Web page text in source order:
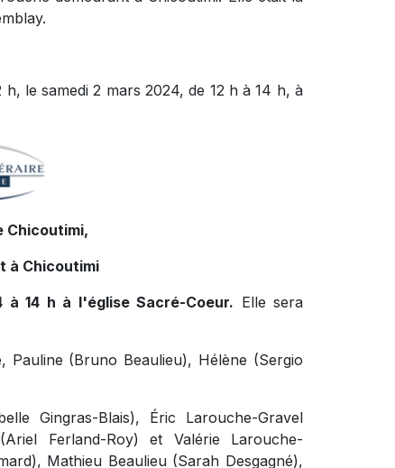
le samedi 2 mars 2024, de 12 h à 14 h, à
Chicoutimi,
à Chicoutimi
14 h à l'église Sacré-Coeur. Elle sera
Pauline (Bruno Beaulieu), Hélène (Sergio
Gingras-Blais), Éric Larouche-Gravel
Ferland-Roy) et Valérie Larouche-
Mathieu Beaulieu (Sarah Desgagné),